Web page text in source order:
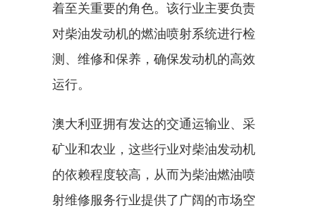
着至关重要的角色。该行业主要负责
对柴油发动机的燃油喷射系统进行检
测、维修和保养，确保发动机的高效
运行。
澳大利亚拥有发达的交通运输业、采
矿业和农业，这些行业对柴油发动机
的依赖程度较高，从而为柴油燃油喷
射维修服务行业提供了广阔的市场空